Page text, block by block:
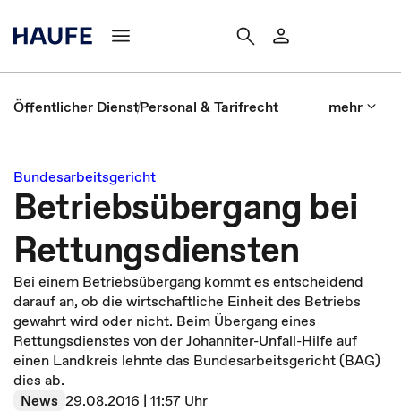
Öffentlicher DienstPersonal & Tarifrecht mehr
Bundesarbeitsgericht
Betriebsübergang bei
Rettungsdiensten
Bei einem Betriebsübergang kommt es entscheidend
darauf an, ob die wirtschaftliche Einheit des Betriebs
gewahrt wird oder nicht. Beim Übergang eines
Rettungsdienstes von der Johanniter-Unfall-Hilfe auf
einen Landkreis lehnte das Bundesarbeitsgericht (BAG)
dies ab.
News 29.08.2016 | 11:57 Uhr